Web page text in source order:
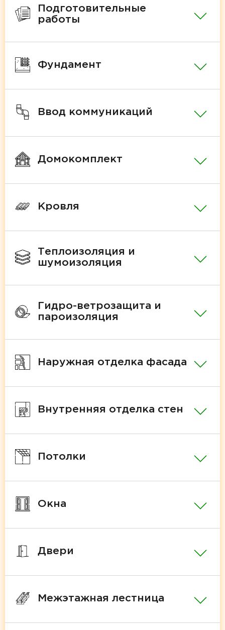
Подготовительные
работы
Фундамент
Ввод коммуникаций
Домокомплект
Кровля
Теплоизоляция и
шумоизоляция
Гидро-ветрозащита и
пароизоляция
Наружная отделка фасада
Внутренняя отделка стен
Потолки
Окна
Двери
Межэтажная лестница